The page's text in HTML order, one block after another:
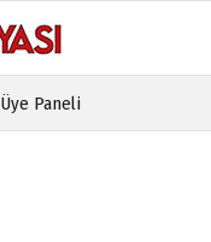
Üye Paneli